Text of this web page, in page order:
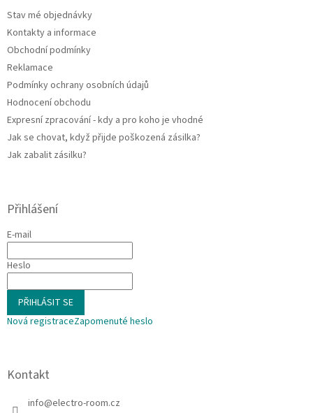
Stav mé objednávky
Kontakty a informace
Obchodní podmínky
Reklamace
Podmínky ochrany osobních údajů
Hodnocení obchodu
Expresní zpracování - kdy a pro koho je vhodné
Jak se chovat, když přijde poškozená zásilka?
Jak zabalit zásilku?
Přihlášení
E-mail
Heslo
PŘIHLÁSIT SE
Nová registraceZapomenuté heslo
Kontakt
info@electro-room.cz